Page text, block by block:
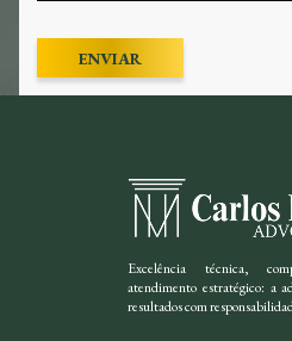
ENVIAR
Excelência técnica,
atendimento estratégico: a
resultados com